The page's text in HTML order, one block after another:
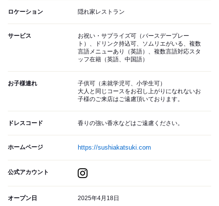
ロケーション 隠れ家レストラン
サービス
お祝い・サプライズ可（バースデープレー
ト）、ドリンク持込可、ソムリエがいる、複数
言語メニューあり（英語）、複数言語対応スタ
ッフ在籍（英語、中国語）
お子様連れ
子供可（未就学児可、小学生可）
大人と同じコースをお召し上がりになれないお
子様のご来店はご遠慮頂いております。
ドレスコード 香りの強い香水などはご遠慮ください。
ホームページ https://sushiakatsuki.com
公式アカウント
オープン日 2025年4月18日